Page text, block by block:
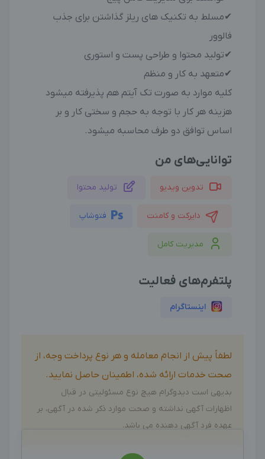
✔مسلط به تکنیک های ریلز گذاشتن برای جذب
فالوور
✔تولید محتوا و طراحی پست و استوری
✔متعهد به کار و منظم
کلیه موارد به صورت تک آیتم هم پذیرفته میشود
هزینه هر کار با توجه به حجم و سختی کار و بر
اساس توافق دو طرف محاسبه میشود.
توانایی‌های من
تدوین ویدیو تولید محتوا
دایرکت و کامنت فتوشاپ
مدیریت کامل
پلتفرم‌های فعالیت
اینستاگرام
لطفاً پیش از انجام معامله و هر نوع پرداخت وجه، از
صحت خدمات ارائه شده، اطمینان حاصل نمایید.
بدیهی است دیدوگرام هیچ نوع مسئولیتی در قبال
اظهارات آگهی نداشته و صحت موارد ذکر شده در آگهی، بر
عهده فرد آگهی دهنده می باشد.